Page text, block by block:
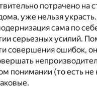
потрачено на
уже нельзя
сама по
серьезных усилий.
совершения ошибок,
понимании (то есть